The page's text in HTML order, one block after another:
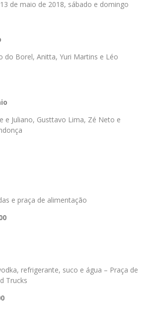
de maio de 2018, sábado e domingo
do Borel, Anitta, Yuri Martins e Léo
e Juliano, Gusttavo Lima, Zé Neto e
e praça de alimentação
refrigerante, suco e água – Praça de
Trucks